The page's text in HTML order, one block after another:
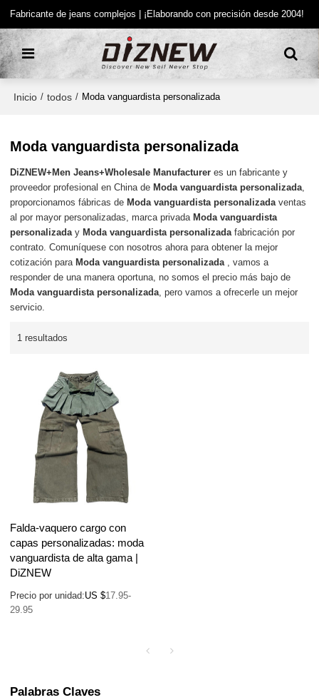
Fabricante de jeans complejos | ¡Elaborando con precisión desde 2004!
Inicio / todos / Moda vanguardista personalizada
Moda vanguardista personalizada
DiZNEW+Men Jeans+Wholesale Manufacturer es un fabricante y
proveedor profesional en China de Moda vanguardista personalizada,
proporcionamos fábricas de Moda vanguardista personalizadaventas
al por mayor personalizadas, marca privada Moda vanguardista
personalizaday Moda vanguardista personalizadafabricación por
contrato. Comuníquese con nosotros ahora para obtener la mejor
cotización para Moda vanguardista personalizada, vamos a
responder de una manera oportuna, no somos el precio más bajo de
Moda vanguardista personalizada, pero vamos a ofrecerle un mejor
servicio.
1 resultados
Falda-vaquero cargo con
capas personalizadas: moda
vanguardista de alta gama |
DiZNEW
Precio por unidad:US $17.95-
29.95
Palabras Claves